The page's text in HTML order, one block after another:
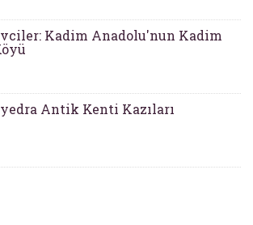
Kadim Anadolu'nun Kadim
Antik Kenti Kazıları